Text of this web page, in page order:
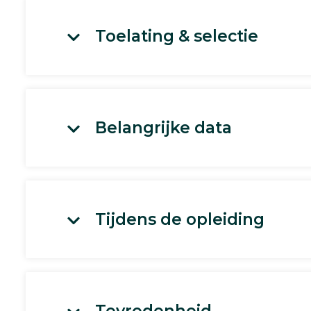
Toelating & selectie
Belangrijke data
Tijdens de opleiding